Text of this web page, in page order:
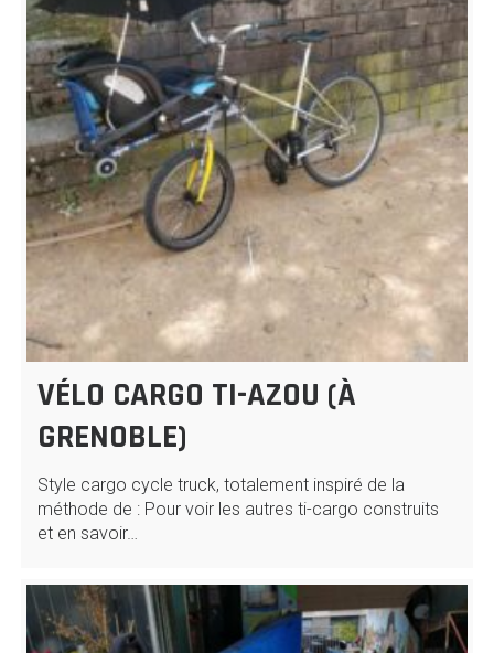
VÉLO CARGO TI-AZOU (À
GRENOBLE)
Style cargo cycle truck, totalement inspiré de la
méthode de : Pour voir les autres ti-cargo construits
et en savoir…